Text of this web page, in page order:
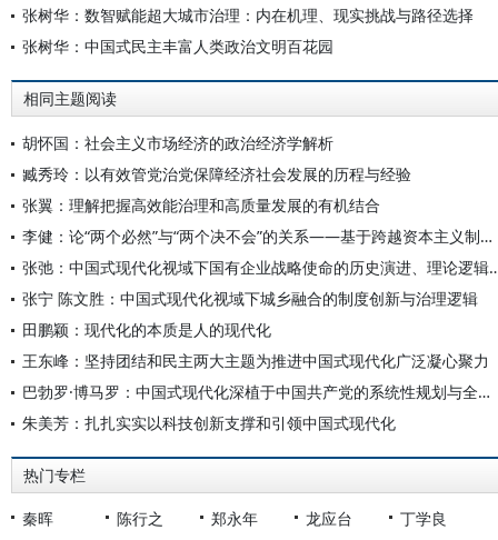
张树华：数智赋能超大城市治理：内在机理、现实挑战与路径选择
张树华：中国式民主丰富人类政治文明百花园
相同主题阅读
胡怀国：社会主义市场经济的政治经济学解析
臧秀玲：以有效管党治党保障经济社会发展的历程与经验
张翼：理解把握高效能治理和高质量发展的有机结合
李健：论“两个必然”与“两个决不会”的关系——基于跨越资本主义制度“卡夫丁峡谷”设想的反思
张弛：中国式现代化视域下国有
张宁 陈文胜：中国式现代化视域下城乡融合的制度创新与治理逻辑
田鹏颖：现代化的本质是人的现代化
王东峰：坚持团结和民主两大主题为推进中国式现代化广泛凝心聚力
巴勃罗·博马罗：中国式现代化深植于中国共产党的系统性规划与全方位治理实践
朱美芳：扎扎实实以科技创新支撑和引领中国式现代化
热门专栏
秦晖 陈行之 郑永年 龙应台
丁学良